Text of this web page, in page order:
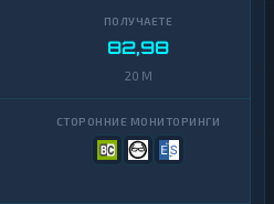
82,98
20 M